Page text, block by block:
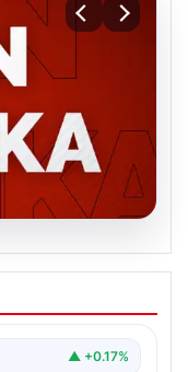
bildiri: Dikkat
▲ +0.17%